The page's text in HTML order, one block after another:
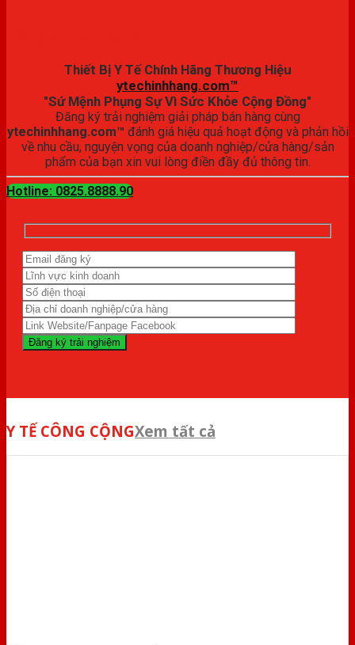
Thiết Bị Y Tế Chính Hãng Thương Hiệu
ytechinhhang.com™
"Sứ Mệnh Phụng Sự Vì Sức Khỏe Cộng Đồng"
Đăng ký trải nghiệm giải pháp bán hàng cùng
ytechinhhang.com™ đánh giá hiệu quả hoạt động và phản hồi
về nhu cầu, nguyện vọng của doanh nghiệp/cửa hàng/sản
phẩm của bạn xin vui lòng điền đầy đủ thông tin.
Hotline: 0825.8888.90
Y TẾ CÔNG CỘNGXem tất cả